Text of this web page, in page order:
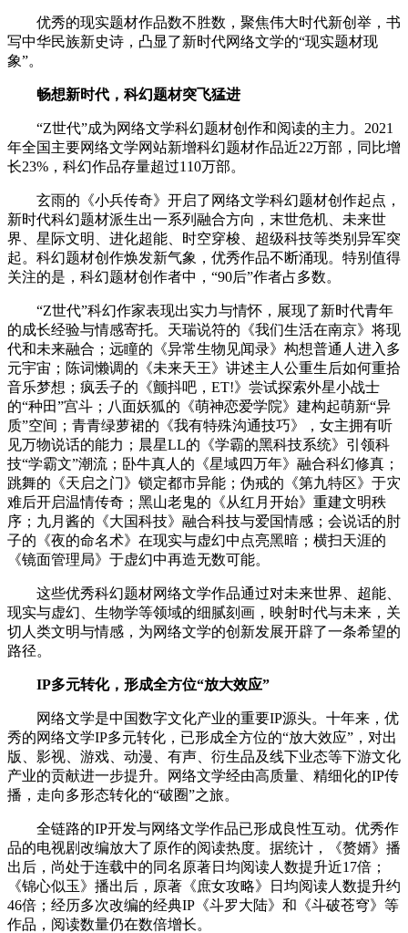
优秀的现实题材作品数不胜数，聚焦伟大时代新创举，书
写中华民族新史诗，凸显了新时代网络文学的“现实题材现
象”。
畅想新时代，科幻题材突飞猛进
“Z世代”成为网络文学科幻题材创作和阅读的主力。2021
年全国主要网络文学网站新增科幻题材作品近22万部，同比增
长23%，科幻作品存量超过110万部。
玄雨的《小兵传奇》开启了网络文学科幻题材创作起点，
新时代科幻题材派生出一系列融合方向，末世危机、未来世
界、星际文明、进化超能、时空穿梭、超级科技等类别异军突
起。科幻题材创作焕发新气象，优秀作品不断涌现。特别值得
关注的是，科幻题材创作者中，“90后”作者占多数。
“Z世代”科幻作家表现出实力与情怀，展现了新时代青年
的成长经验与情感寄托。天瑞说符的《我们生活在南京》将现
代和未来融合；远瞳的《异常生物见闻录》构想普通人进入多
元宇宙；陈词懒调的《未来天王》讲述主人公重生后如何重拾
音乐梦想；疯丢子的《颤抖吧，ET!》尝试探索外星小战士
的“种田”宫斗；八面妖狐的《萌神恋爱学院》建构起萌新“异
质”空间；青青绿萝裙的《我有特殊沟通技巧》，女主拥有听
见万物说话的能力；晨星LL的《学霸的黑科技系统》引领科
技“学霸文”潮流；卧牛真人的《星域四万年》融合科幻修真；
跳舞的《天启之门》锁定都市异能；伪戒的《第九特区》于灾
难后开启温情传奇；黑山老鬼的《从红月开始》重建文明秩
序；九月酱的《大国科技》融合科技与爱国情感；会说话的肘
子的《夜的命名术》在现实与虚幻中点亮黑暗；横扫天涯的
《镜面管理局》于虚幻中再造无数可能。
这些优秀科幻题材网络文学作品通过对未来世界、超能、
现实与虚幻、生物学等领域的细腻刻画，映射时代与未来，关
切人类文明与情感，为网络文学的创新发展开辟了一条希望的
路径。
IP多元转化，形成全方位“放大效应”
网络文学是中国数字文化产业的重要IP源头。十年来，优
秀的网络文学IP多元转化，已形成全方位的“放大效应”，对出
版、影视、游戏、动漫、有声、衍生品及线下业态等下游文化
产业的贡献进一步提升。网络文学经由高质量、精细化的IP传
播，走向多形态转化的“破圈”之旅。
全链路的IP开发与网络文学作品已形成良性互动。优秀作
品的电视剧改编放大了原作的阅读热度。据统计，《赘婿》播
出后，尚处于连载中的同名原著日均阅读人数提升近17倍；
《锦心似玉》播出后，原著《庶女攻略》日均阅读人数提升约
46倍；经历多次改编的经典IP《斗罗大陆》和《斗破苍穹》等
作品，阅读数量仍在数倍增长。